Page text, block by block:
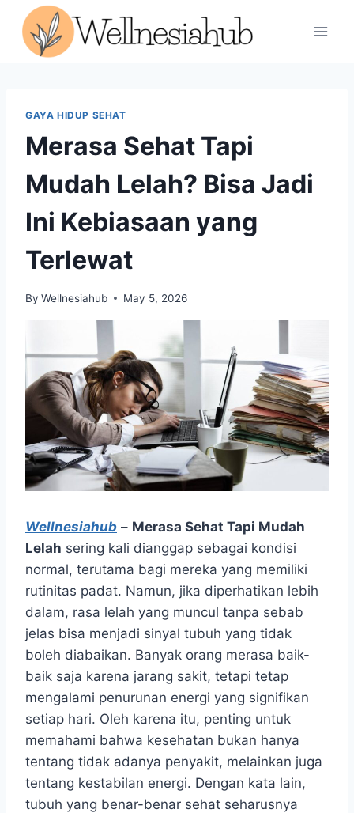
content
GAYA HIDUP SEHAT
Merasa Sehat Tapi
Mudah Lelah? Bisa Jadi
Ini Kebiasaan yang
Terlewat
By Wellnesiahub May 5, 2026
Wellnesiahub – Merasa Sehat Tapi Mudah
Lelah sering kali dianggap sebagai kondisi
normal, terutama bagi mereka yang memiliki
rutinitas padat. Namun, jika diperhatikan lebih
dalam, rasa lelah yang muncul tanpa sebab
jelas bisa menjadi sinyal tubuh yang tidak
boleh diabaikan. Banyak orang merasa baik-
baik saja karena jarang sakit, tetapi tetap
mengalami penurunan energi yang signifikan
setiap hari. Oleh karena itu, penting untuk
memahami bahwa kesehatan bukan hanya
tentang tidak adanya penyakit, melainkan juga
tentang kestabilan energi. Dengan kata lain,
tubuh yang benar-benar sehat seharusnya